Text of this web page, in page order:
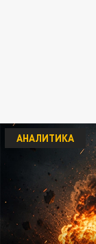
АНАЛИТИКА